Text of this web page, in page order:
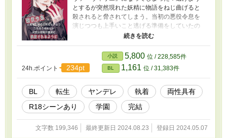
とするが突然現れた妖精に物語をねじ曲げると
殺されると脅されてしまう。当初の悪役令息を
演じつつも上手いこと逃げる準備をしていたの
だが段々攻略対象達の様子がおかしくなってき
字のレイアウト＆デザインは66様
(@YSuDddQacltKeyA)ありがたきです...！
24h.ポイント
234pt
小説 5,800 位 / 228,585件
BL 1,161 位 / 31,383件
BL 転生 ヤンデレ 執着
両性具有
R18シーンあり
学園 完結
文字数 199,346 最終更新日 2024.08.23 登録日 2024.05.07